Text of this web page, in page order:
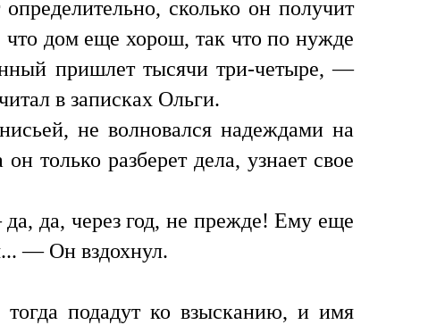
сколько он получит
дом еще хорош, так что по нужде
пришлет тысячи три-четыре, —
в записках Ольги.
не волновался надеждами на
только разберет дела, узнает свое
да, через год, не прежде! Ему еще
— Он вздохнул.
подадут ко взысканию, и имя